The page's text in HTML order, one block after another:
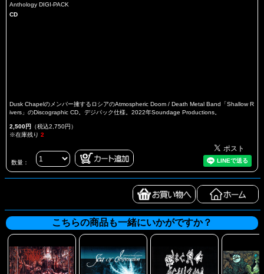
Anthology DIGI-PACK
CD
Dusk Chapelのメンバー擁するロシアのAtmospheric Doom / Death Metal Band「Shallow R
ivers」のDiscographic CD。デジパック仕様。2022年Soundage Productions。
2,500円 （税込2,750円）
※在庫残り 2
数量：
こちらの商品も一緒にいかがですか？